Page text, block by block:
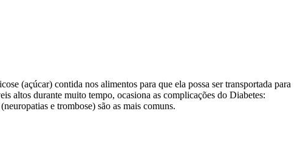
(açúcar) contida nos alimentos para que ela possa ser transportada para
altos durante muito tempo, ocasiona as complicações do Diabetes:
e trombose) são as mais comuns.